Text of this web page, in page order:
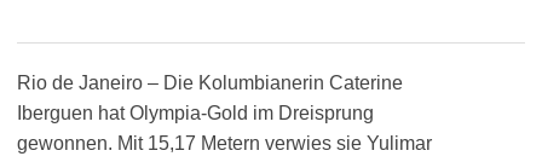
Rio de Janeiro – Die Kolumbianerin Caterine
Iberguen hat Olympia-Gold im Dreisprung
gewonnen. Mit 15,17 Metern verwies sie Yulimar